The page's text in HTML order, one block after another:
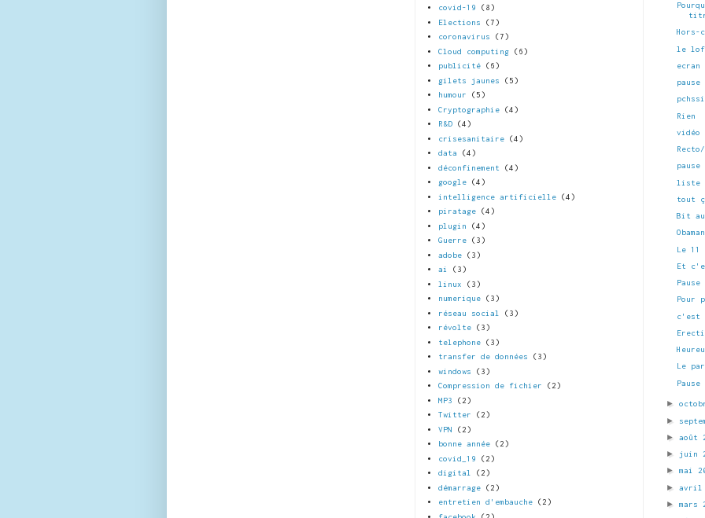
covid-19
(8)
Elections
(7)
coronavirus
(7)
Cloud computing
(6)
publicité
(6)
gilets jaunes
(5)
humour
(5)
Cryptographie
(4)
R&D
(4)
crisesanitaire
(4)
data
(4)
déconfinement
(4)
google
(4)
intelligence artificielle
(4)
piratage
(4)
plugin
(4)
Guerre
(3)
adobe
(3)
ai
(3)
linux
(3)
numerique
(3)
réseau social
(3)
révolte
(3)
telephone
(3)
transfer de données
(3)
windows
(3)
Compression de fichier
(2)
MP3
(2)
Twitter
(2)
VPN
(2)
bonne année
(2)
covid_19
(2)
digital
(2)
démarrage
(2)
entretien d'embauche
(2)
Hors-
le
ecran
pause
Rien
vidéo
pause
liste
tout
Bit
Le 11
Et
Pause
Pour
c'est
Le
Pause
►
►
►août
► juin
►mai
►avril
►mars